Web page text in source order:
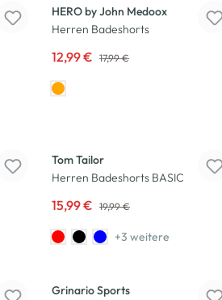
HERO by John Medoox
Herren Badeshorts
12,99 € 17,99 €
Tom Tailor
Herren Badeshorts BASIC
15,99 € 19,99 €
+3 weitere
Grinario Sports